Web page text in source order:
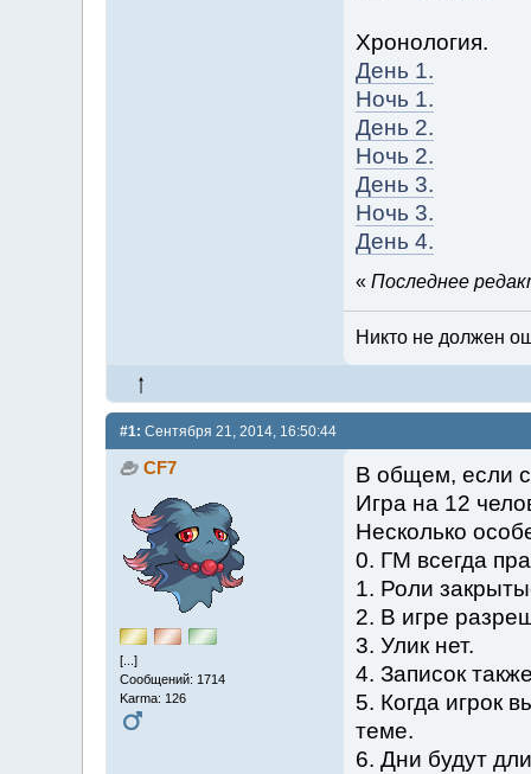
Хронология.
День 1.
Ночь 1.
День 2.
Ночь 2.
День 3.
Ночь 3.
День 4.
« Последнее
Никто не должен
#1: Сентября 21, 2014, 16:50:44
CF7
[...]
Сообщений: 1714
Karma: 126
В общем, если
Игра на 12
Несколько
0. ГМ всегда
1. Роли
2. В игре
3. Улик нет.
4. Записок
5. Когда игрок
теме.
6. Дни будут